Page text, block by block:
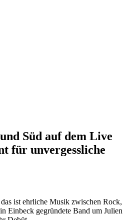
Süd auf dem Live
für unvergessliche
ist ehrliche Musik zwischen Rock,
Einbeck gegründete Band um Julien